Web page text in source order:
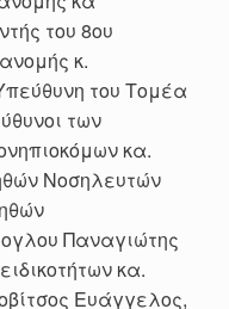
του 8ου
κ.
του Τομέα
των
κα.
Νοσηλευτών
Παναγιώτης
κα.
Ευάγγελος,